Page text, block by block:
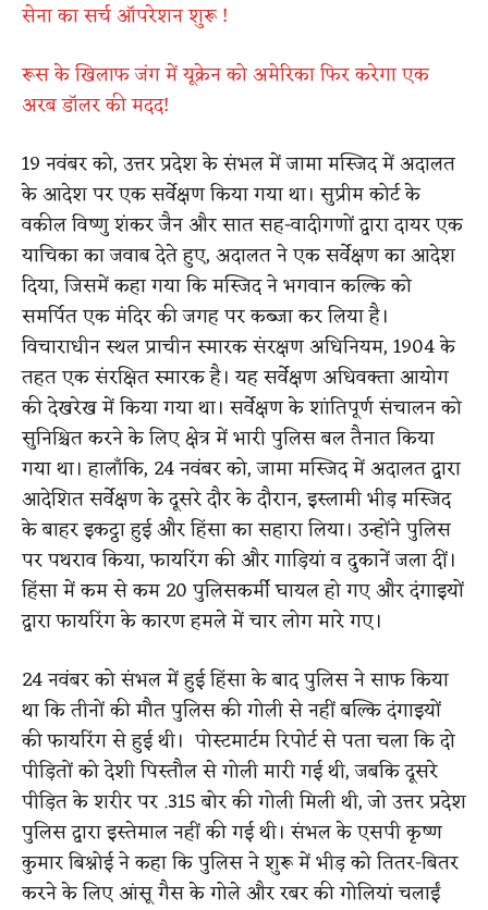
सेना का सर्च ऑपरेशन शुरू !
रूस के खिलाफ जंग में यूक्रेन को अमेरिका फिर करेगा एक
अरब डॉलर की मदद!
19 नवंबर को, उत्तर प्रदेश के संभल में जामा मस्जिद में अदालत
के आदेश पर एक सर्वेक्षण किया गया था। सुप्रीम कोर्ट के
वकील विष्णु शंकर जैन और सात सह-वादीगणों द्वारा दायर एक
याचिका का जवाब देते हुए, अदालत ने एक सर्वेक्षण का आदेश
दिया, जिसमें कहा गया कि मस्जिद ने भगवान कल्कि को
समर्पित एक मंदिर की जगह पर कब्जा कर लिया है।
विचाराधीन स्थल प्राचीन स्मारक संरक्षण अधिनियम, 1904 के
तहत एक संरक्षित स्मारक है। यह सर्वेक्षण अधिवक्ता आयोग
की देखरेख में किया गया था। सर्वेक्षण के शांतिपूर्ण संचालन को
सुनिश्चित करने के लिए क्षेत्र में भारी पुलिस बल तैनात किया
गया था। हालाँकि, 24 नवंबर को, जामा मस्जिद में अदालत द्वारा
आदेशित सर्वेक्षण के दूसरे दौर के दौरान, इस्लामी भीड़ मस्जिद
के बाहर इकट्ठा हुई और हिंसा का सहारा लिया। उन्होंने पुलिस
पर पथराव किया, फायरिंग की और गाड़ियां व दुकानें जला दीं।
हिंसा में कम से कम 20 पुलिसकर्मी घायल हो गए और दंगाइयों
द्वारा फायरिंग के कारण हमले में चार लोग मारे गए।
24 नवंबर को संभल में हुई हिंसा के बाद पुलिस ने साफ किया
था कि तीनों की मौत पुलिस की गोली से नहीं बल्कि दंगाइयों
की फायरिंग से हुई थी। पोस्टमार्टम रिपोर्ट से पता चला कि दो
पीड़ितों को देशी पिस्तौल से गोली मारी गई थी, जबकि दूसरे
पीड़ित के शरीर पर .315 बोर की गोली मिली थी, जो उत्तर प्रदेश
पुलिस द्वारा इस्तेमाल नहीं की गई थी। संभल के एसपी कृष्ण
कुमार बिश्नोई ने कहा कि पुलिस ने शुरू में भीड़ को तितर-बितर
करने के लिए आंसू गैस के गोले और रबर की गोलियां चलाईं